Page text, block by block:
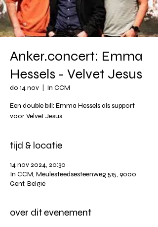
Anker.concert: Emma
Hessels - Velvet Jesus
do 14 nov In CCM
Een double bill: Emma Hessels als support
voor Velvet Jesus.
tijd & locatie
14 nov 2024, 20:30
In CCM, Meulesteedsesteenweg 515, 9000
Gent, België
over dit evenement